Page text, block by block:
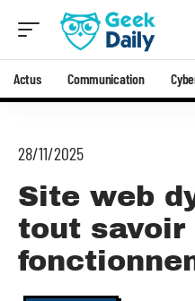
Actus Communication
28/11/2025
Site web
tout savoir